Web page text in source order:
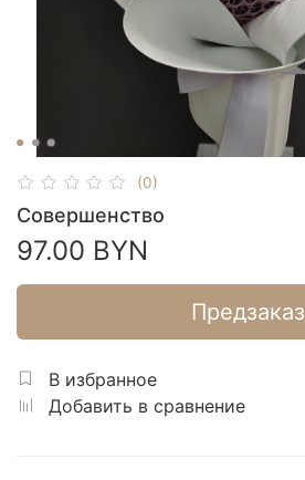
(0)
Совершенство
97.00 BYN
Предзаказ
В избранное
Добавить в сравнение